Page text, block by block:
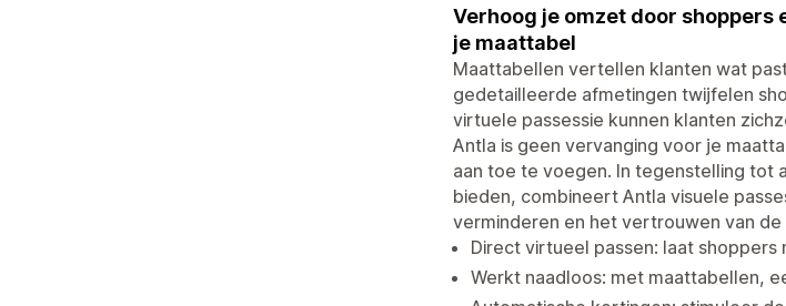
Verhoog je omzet door
je maattabel
Maattabellen vertellen klanten wat
gedetailleerde afmetingen twijfelen
virtuele passessie kunnen klanten
Antla is geen vervanging voor je
aan toe te voegen. In tegenstelling tot
bieden, combineert Antla visuele
verminderen en het vertrouwen van
Direct virtueel passen: laat
Werkt naadloos: met maattabellen,